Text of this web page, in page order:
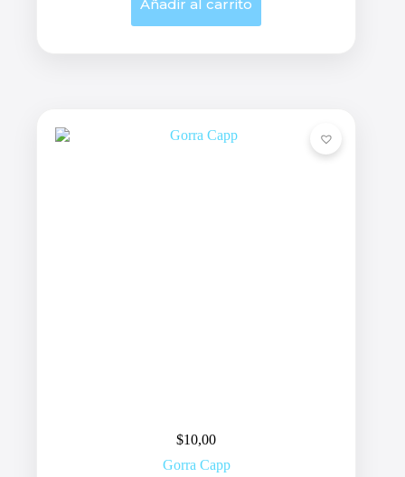
Añadir al carrito
$10,00
Gorra Capp